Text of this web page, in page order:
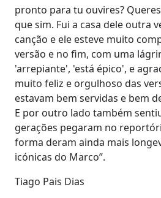
pronto para tu ouvires? Queres
que sim. Fui a casa dele outra
canção e ele esteve muito
versão e no fim, com uma
'arrepiante', 'está épico', e
muito feliz e orgulhoso das
estavam bem servidas e bem
E por outro lado também
gerações pegaram no
forma deram ainda mais
icónicas do Marco”.
Tiago Pais Dias